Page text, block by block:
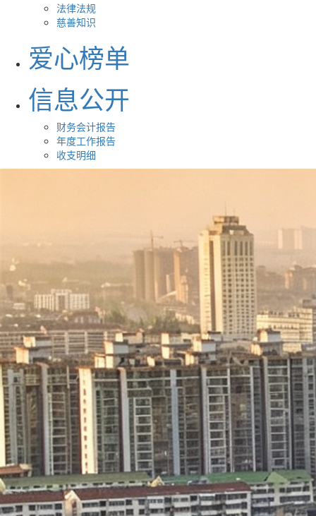
法律法规
慈善知识
爱心榜单
信息公开
财务会计报告
年度工作报告
收支明细